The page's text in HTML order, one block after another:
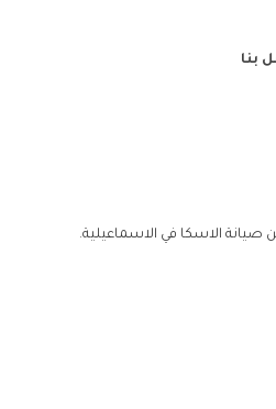
بنا
صيانة الاسكا في الاسماعيلية.